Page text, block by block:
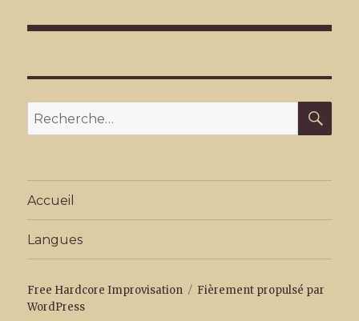
de
l’article
Recherche
pour
Accueil
Langues
Free Hardcore Improvisation
Fièrement propulsé par
WordPress